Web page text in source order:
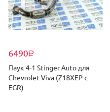
6490₽
Паук 4-1 Stinger Auto для
Chevrolet Viva (Z18XEP с
EGR)